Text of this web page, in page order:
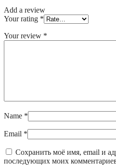
Add a review
Your rating *
Your review *
Name *
Email *
Сохранить моё имя, email и
последующих моих